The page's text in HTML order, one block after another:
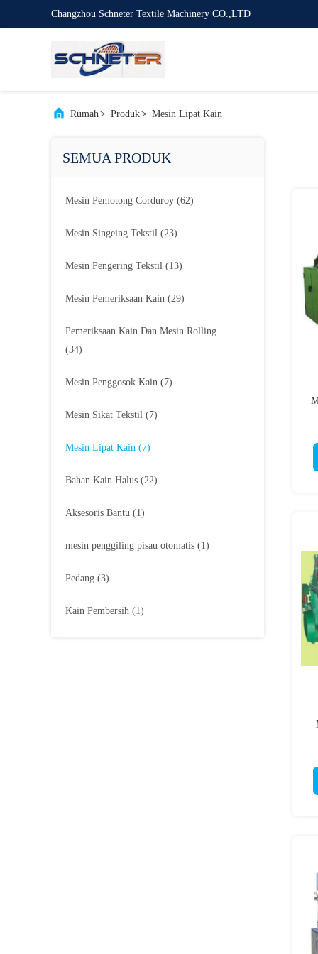
Changzhou Schneter Textile Machinery CO.,LTD
Rumah> Produk> Mesin Lipat Kain
SEMUA PRODUK
Mesin Pemotong Corduroy (62)
Mesin Singeing Tekstil (23)
Mesin Pengering Tekstil (13)
Mesin Pemeriksaan Kain (29)
Pemeriksaan Kain Dan Mesin Rolling
(34)
Mesin Penggosok Kain (7)
Mesin Sikat Tekstil (7)
Mesin Lipat Kain (7)
Bahan Kain Halus (22)
Aksesoris Bantu (1)
mesin penggiling pisau otomatis (1)
Pedang (3)
Kain Pembersih (1)